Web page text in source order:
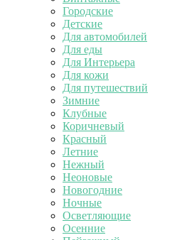
Городские
Детские
Для автомобилей
Для еды
Для Интерьера
Для кожи
Для путешествий
Зимние
Клубные
Коричневый
Красный
Летние
Нежный
Неоновые
Новогодние
Ночные
Осветляющие
Осенние